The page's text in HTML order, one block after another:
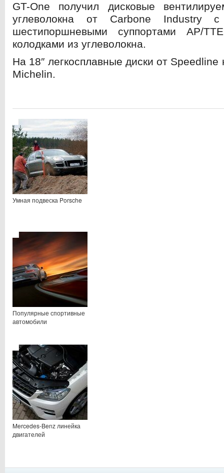
GT-One получил дисковые
углеволокна от Carbone Industry
шестипоршневыми суппортами АР/
колодками из углеволокна.
На 18″ легкосплавные диски от
Michelin.
Умная подвеска Porsche
Популярные спортивные
автомобили
Mercedes-Benz линейка
двигателей